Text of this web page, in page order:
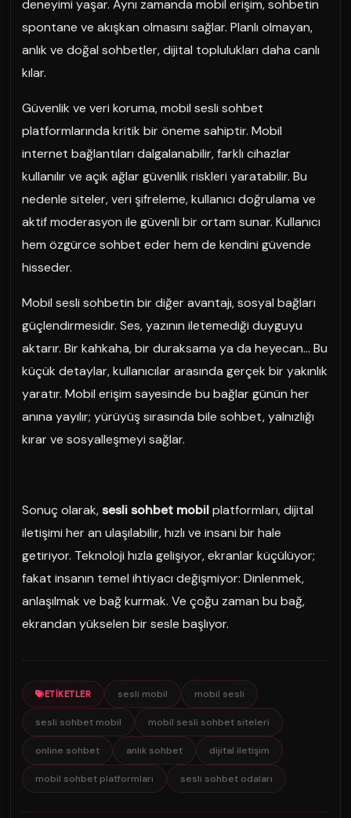
deneyimi yaşar. Aynı zamanda mobil erişim, sohbetin
spontane ve akışkan olmasını sağlar. Planlı olmayan,
anlık ve doğal sohbetler, dijital toplulukları daha canlı
kılar.
Güvenlik ve veri koruma, mobil sesli sohbet
platformlarında kritik bir öneme sahiptir. Mobil
internet bağlantıları dalgalanabilir, farklı cihazlar
kullanılır ve açık ağlar güvenlik riskleri yaratabilir. Bu
nedenle siteler, veri şifreleme, kullanıcı doğrulama ve
aktif moderasyon ile güvenli bir ortam sunar. Kullanıcı
hem özgürce sohbet eder hem de kendini güvende
hisseder.
Mobil sesli sohbetin bir diğer avantajı, sosyal bağları
güçlendirmesidir. Ses, yazının iletemediği duyguyu
aktarır. Bir kahkaha, bir duraksama ya da heyecan… Bu
küçük detaylar, kullanıcılar arasında gerçek bir yakınlık
yaratır. Mobil erişim sayesinde bu bağlar günün her
anına yayılır; yürüyüş sırasında bile sohbet, yalnızlığı
kırar ve sosyalleşmeyi sağlar.
Sonuç olarak,sesli sohbet mobilplatformları, dijital
iletişimi her an ulaşılabilir, hızlı ve insani bir hale
getiriyor. Teknoloji hızla gelişiyor, ekranlar küçülüyor;
fakat insanın temel ihtiyacı değişmiyor: Dinlenmek,
anlaşılmak ve bağ kurmak. Ve çoğu zaman bu bağ,
ekrandan yükselen bir sesle başlıyor.
ETIKETLER sesli mobil mobil sesli
sesli sohbet mobil mobil sesli sohbet siteleri
online sohbet anlık sohbet dijital iletişim
mobil sohbet platformları sesli sohbet odaları